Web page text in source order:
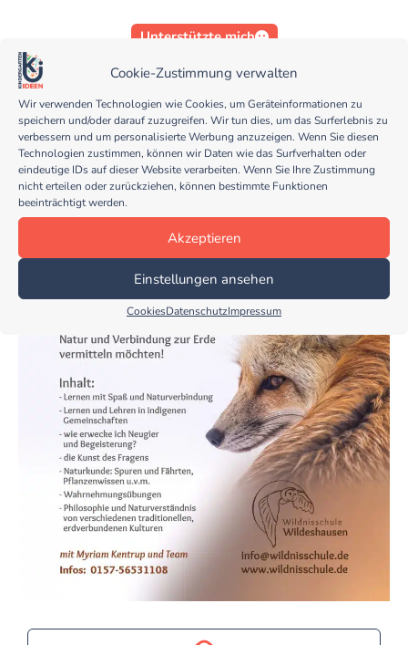
Cookie-Zustimmung verwalten
Wir verwenden Technologien wie Cookies, um Geräteinformationen zu
speichern und/oder darauf zuzugreifen. Wir tun dies, um das Surferlebnis zu
verbessern und um personalisierte Werbung anzuzeigen. Wenn Sie diesen
Technologien zustimmen, können wir Daten wie das Surfverhalten oder
eindeutige IDs auf dieser Website verarbeiten. Wenn Sie Ihre Zustimmung
nicht erteilen oder zurückziehen, können bestimmte Funktionen
beeinträchtigt werden.
Akzeptieren
Einstellungen ansehen
CookiesDatenschutzImpressum
Unterstützte mich